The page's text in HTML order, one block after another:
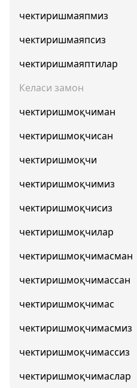
чектиришмаяпмиз
чектиришмаяпсиз
чектиришмаяптилар
Келаси замон
чектиришмоқчиман
чектиришмоқчисан
чектиришмоқчи
чектиришмоқчимиз
чектиришмоқчисиз
чектиришмоқчилар
чектиришмоқчимасман
чектиришмоқчимассан
чектиришмоқчимас
чектиришмоқчимасмиз
чектиришмоқчимассиз
чектиришмоқчимаслар